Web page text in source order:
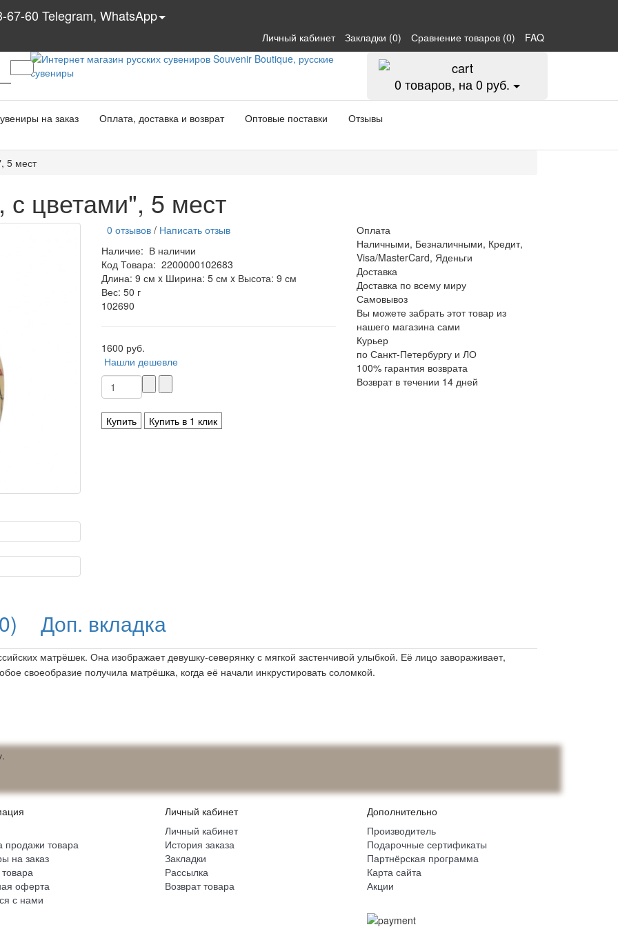
67-60 Telegram, WhatsApp
Личный кабинет Закладки (0) Сравнение товаров (0) FAQ
0товаров, на 0 руб.
на заказ Оплата, доставка и возврат Оптовые поставки Отзывы
5 мест
цветами", 5 мест
0 отзывов / Написать отзыв
Наличие: В наличии
Код Товара: 2200000102683
Длина: 9 см x Ширина: 5 см x Высота: 9 см
Вес: 50 г
102690
1600 руб.
Нашли дешевле
Купить Купить в 1 клик
Оплата
Наличными, Безналичными, Кредит,
Visa/MasterCard, Яденьги
Доставка
Доставка по всему миру
Самовывоз
Вы можете забрать этот товар из
нашего магазина сами
Курьер
по Санкт-Петербургу и ЛО
100% гарантия возврата
Возврат в течении 14 дней
Доп. вкладка
матрёшек. Она изображает девушку-северянку с мягкой застенчивой улыбкой. Её лицо завораживает,
своеобразие получила матрёшка, когда её начали инкрустировать соломкой.
продажи товара
на заказ
оферта
с нами
Личный кабинет
Личный кабинет
История заказа
Закладки
Рассылка
Возврат товара
Дополнительно
Производитель
Подарочные сертификаты
Партнёрская программа
Карта сайта
Акции